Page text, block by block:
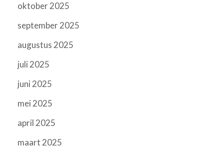
oktober 2025
september 2025
augustus 2025
juli 2025
juni 2025
mei 2025
april 2025
maart 2025